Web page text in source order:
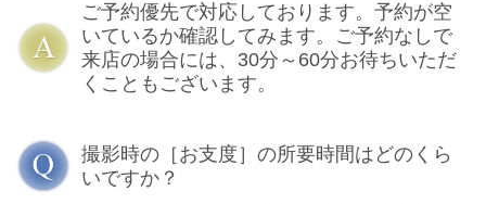
ご予約優先で対応しております。予約が空
いているか確認してみます。ご予約なしで
来店の場合には、30分～60分お待ちいただ
くこともございます。
撮影時の［お支度］の所要時間はどのくら
いですか？